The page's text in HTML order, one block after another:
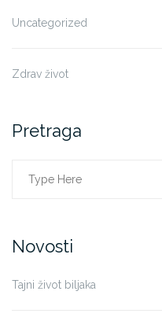
Uncategorized
Zdrav život
Pretraga
Search
Novosti
Tajni život biljaka